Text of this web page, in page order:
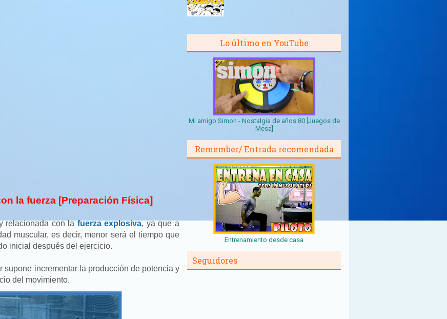
la fuerza [Preparación Física]
relacionada con lafuerza explosiva, ya que a
muscular, es decir, menor será el tiempo que
inicial después del ejercicio.
supone incrementar la producción de potencia y
del movimiento.
Lo último en YouTube
Mi amigo Simon - Nostalgia de años 80 [Juegos de
Mesa]
Remember/ Entrada recomendada
Entrenamiento desde casa
Seguidores